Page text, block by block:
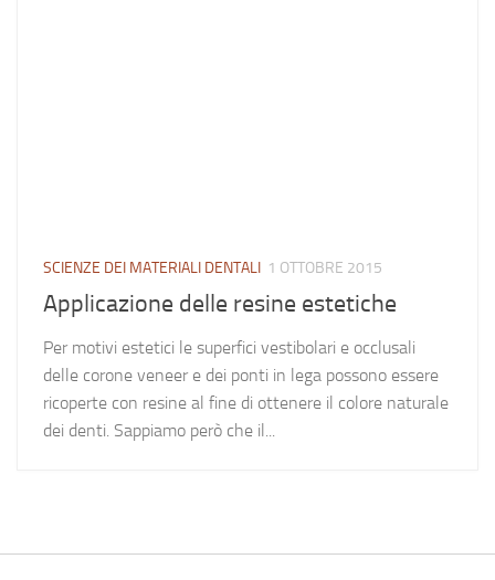
SCIENZE DEI MATERIALI DENTALI 1 OTTOBRE 2015
Applicazione delle resine estetiche
Per motivi estetici le superfici vestibolari e occlusali
delle corone veneer e dei ponti in lega possono essere
ricoperte con resine al fine di ottenere il colore naturale
dei denti. Sappiamo però che il...